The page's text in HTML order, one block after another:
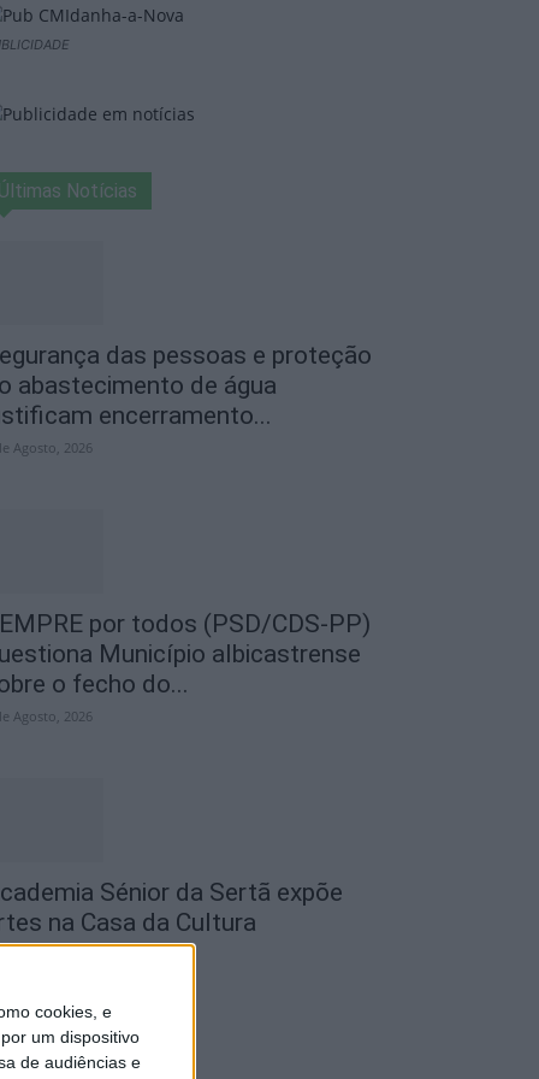
cookies, e
um dispositivo
de audiências e
Últimas Notícias
das pessoas e proteção
abastecimento de água
encerramento...
Agosto, 2026
por todos (PSD/CDS-PP)
Município albicastrense
o fecho do...
Agosto, 2026
Sénior da Sertã expõe
na Casa da Cultura